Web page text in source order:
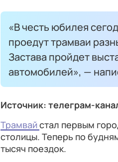
«В честь юбилея
проедут трамваи
Застава пройдет
автомобилей», —
Источник: телеграм-
Трамвайстал первым
столицы. Теперь по
тысяч поездок.